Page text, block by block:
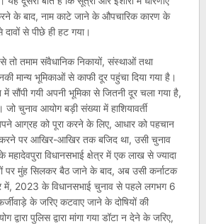
के बाद, नाम काटे जाने के औपचारिक कारण के
से पीछे ही हट गया।
तो तमाम संवैधानिक निकायों, संस्थाओं तथा
मान्य भूमिकाओं से काफी दूर पहुंचा दिया गया है।
सौंपी गयी अपनी भूमिका से जितनी दूर चला गया है,
चुनाव आयोग बड़ी संख्या में हाशियावर्ती
आग्रह को पूरा करने के लिए, आधार को पहचान
करने पर आखिर-आखिर तक बजिद था, उसी चुनाव
विधानसभाई क्षेत्र में एक लाख से ज्यादा
पर मुंह सिलकर बैठ जाने के बाद, अब उसी कर्नाटक
में, 2023 के विधानसभाई चुनाव से पहले लगभग 6
के जरिए कटवाए जाने के दोषियों की
पुलिस द्वारा मांगा गया डॉटा न देने के जरिए,